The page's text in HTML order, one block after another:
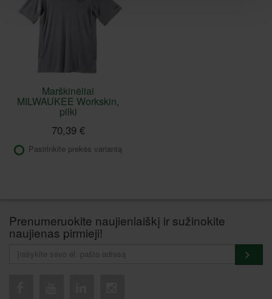
Marškinėliai
MILWAUKEE Workskin,
pilki
70,39 €
Pasirinkite prekės variantą
Prenumeruokite naujienlaiškį ir sužinokite
naujienas pirmieji!